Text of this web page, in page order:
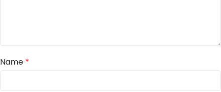
Name *